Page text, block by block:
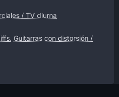
/ TV diurna
, Guitarras con distorsión /